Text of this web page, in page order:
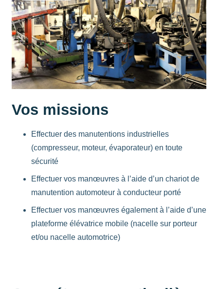
Vos missions
Effectuer des manutentions industrielles
(compresseur, moteur, évaporateur) en toute
sécurité
Effectuer vos manœuvres à l’aide d’un chariot de
manutention automoteur à conducteur porté
Effectuer vos manœuvres également à l’aide d’une
plateforme élévatrice mobile (nacelle sur porteur
et/ou nacelle automotrice)